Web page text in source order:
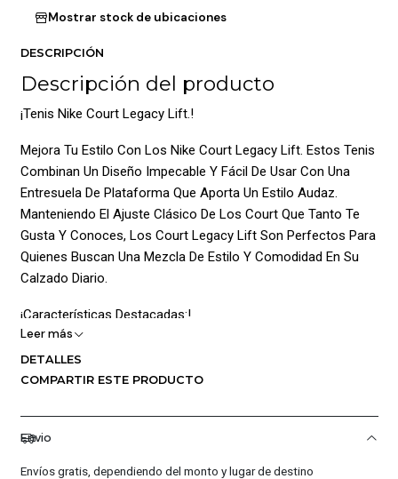
Mostrar stock de ubicaciones
DESCRIPCIÓN
Descripción del producto
¡Tenis Nike Court Legacy Lift.!
Mejora Tu Estilo Con Los Nike Court Legacy Lift. Estos Tenis
Combinan Un Diseño Impecable Y Fácil De Usar Con Una
Entresuela De Plataforma Que Aporta Un Estilo Audaz.
Manteniendo El Ajuste Clásico De Los Court Que Tanto Te
Gusta Y Conoces, Los Court Legacy Lift Son Perfectos Para
Quienes Buscan Una Mezcla De Estilo Y Comodidad En Su
Calzado Diario.
¡Características Destacadas:!
Parte Superior De Cuero: Mantiene Un Look Clásico Y Es
Toque De Elegancia Y Durabilidad.
Comodidad Acolchada: El Cuello Y La Lengüeta Acolchados
Leer más
DETALLES
COMPARTIR ESTE PRODUCTO
Envio
Envíos gratis, dependiendo del monto y lugar de destino